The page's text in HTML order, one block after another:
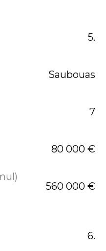
5.
Saubouas
7
80 000 €
560 000 €
6.